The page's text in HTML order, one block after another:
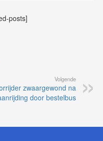
posts]
Volgende
zwaargewond na
door bestelbus